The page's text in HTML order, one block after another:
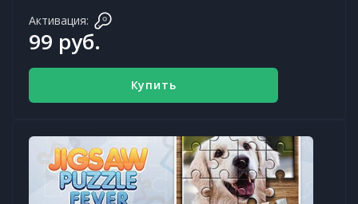
Активация:
99 руб.
Купить